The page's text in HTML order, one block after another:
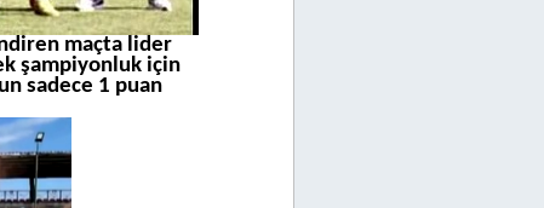
maçta lider
şampiyonluk için
sadece 1 puan